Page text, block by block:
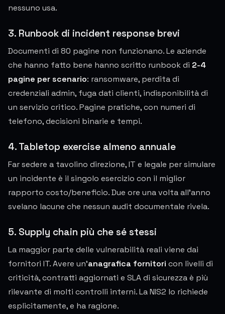
nessuno usa.
3. Runbook di incident response brevi
Documenti di 80 pagine non funzionano. Le aziende
che hanno fatto bene hanno scritto runbook di 2-4
pagine per scenario: ransomware, perdita di
credenziali admin, fuga dati clienti, indisponibilità di
un servizio critico. Pagine pratiche, con numeri di
telefono, decisioni binarie e tempi.
4. Tabletop exercise almeno annuale
Far sedere a tavolino direzione, IT e legale per simulare
un incidente è il singolo esercizio con il miglior
rapporto costo/beneficio. Due ore una volta all'anno
svelano lacune che nessun audit documentale rivela.
5. Supply chain più che sé stessi
La maggior parte delle vulnerabilità reali viene dai
fornitori IT. Avere un'anagrafica fornitori con livelli di
criticità, contratti aggiornati e SLA di sicurezza è più
rilevante di molti controlli interni. La NIS2 lo richiede
esplicitamente, e ha ragione.